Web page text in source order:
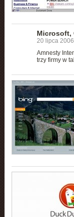
Microsoft,
20 lipca
Amnesty
trzy firmy w